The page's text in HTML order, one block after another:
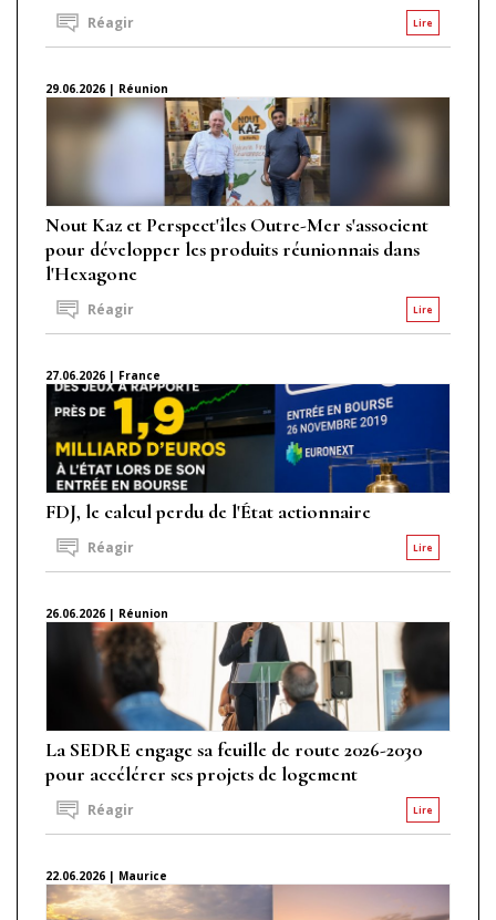
Lire
Réagir
29.06.2026 | Réunion
Nout Kaz et Perspect'îles Outre-Mer s'associent
pour développer les produits réunionnais dans
l'Hexagone
Lire
Réagir
27.06.2026 | France
FDJ, le calcul perdu de l'État actionnaire
Lire
Réagir
26.06.2026 | Réunion
La SEDRE engage sa feuille de route 2026-2030
pour accélérer ses projets de logement
Lire
Réagir
22.06.2026 | Maurice